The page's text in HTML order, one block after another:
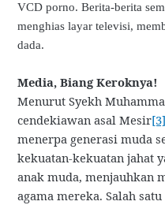
VCD porno. Berita-berita
menghias layar televisi,
dada.
Media, Biang Keroknya!
Menurut Syekh
cendekiawan asal Mesir[3]
menerpa generasi muda
kekuatan-kekuatan jahat
anak muda, menjauhkan
agama mereka. Salah